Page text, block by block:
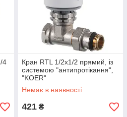
4
Кран RTL 1/2x1/2 прямий, із
системою "антипротікання",
"KOER"
Немає в наявності
421 ₴